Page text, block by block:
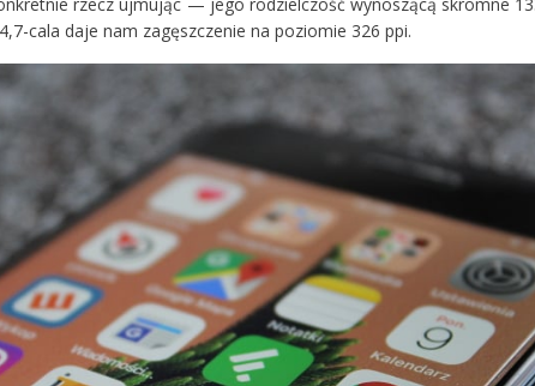
cala daje nam zagęszczenie na poziomie 326 ppi.